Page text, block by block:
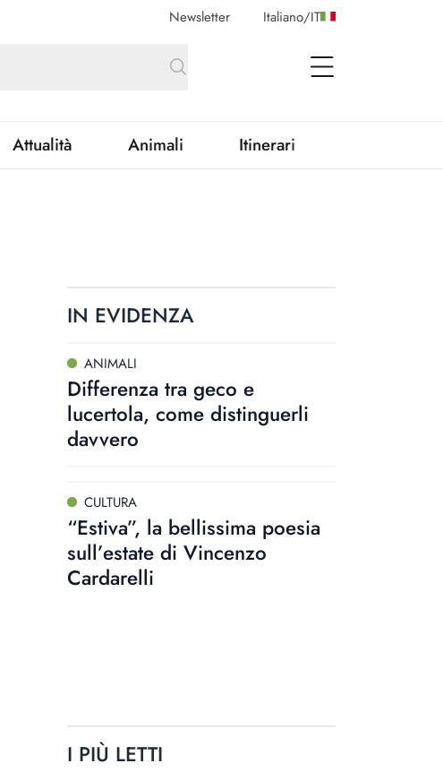
Newsletter Italiano/IT
open Menu
Attualità Animali Itinerari
IN EVIDENZA
ANIMALI
Differenza tra geco e
lucertola, come distinguerli
davvero
CULTURA
“Estiva”, la bellissima poesia
sull’estate di Vincenzo
Cardarelli
I PIÙ LETTI